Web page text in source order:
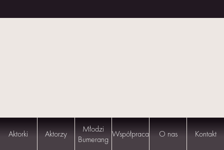
Aktorki Aktorzy
Młodzi
Bumerang Współpraca O nas Kontakt